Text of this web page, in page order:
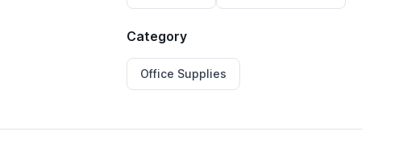
Category
Office Supplies